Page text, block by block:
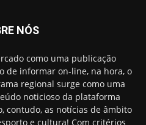
NÓS
como uma publicação
de informar on-line, na hora, o
regional surge como uma
noticioso da plataforma
contudo, as notícias de âmbito
e cultura! Com critérios